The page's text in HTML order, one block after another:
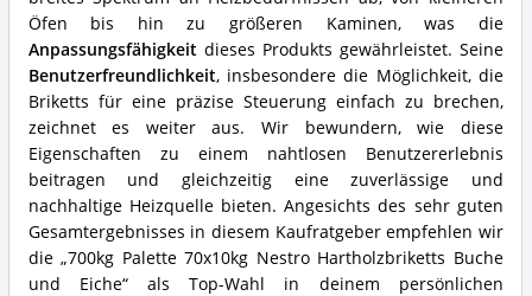
Öfen bis hin zu größeren Kaminen, was die
Anpassungsfähigkeitdieses Produkts gewährleistet. Seine
Benutzerfreundlichkeit, insbesondere die Möglichkeit, die
Briketts für eine präzise Steuerung einfach zu brechen,
zeichnet es weiter aus. Wir bewundern, wie diese
Eigenschaften zu einem nahtlosen Benutzererlebnis
beitragen und gleichzeitig eine zuverlässige und
nachhaltige Heizquelle bieten. Angesichts des sehr guten
Gesamtergebnisses in diesem Kaufratgeber empfehlen wir
die „700kg Palette 70x10kg Nestro Hartholzbriketts Buche
und Eiche“ als Top-Wahl in deinem persönlichen